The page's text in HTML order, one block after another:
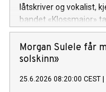
låtskriver og vokalist,
bandet «Klossmajor»
soloartist. Lytteren
univers fullt av varme,
Morgan Sulele får
solskinn»
25.6.2026 08:20:00 CEST